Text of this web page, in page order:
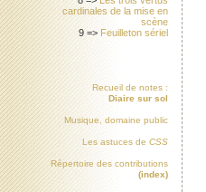
cardinales de la mise en
scène
9 => Feuilleton sériel
Recueil de notes :
Diaire sur sol
Musique, domaine public
Les astuces de CSS
Répertoire des contributions
(index)